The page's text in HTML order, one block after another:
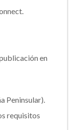
en
Peninsular).
requisitos